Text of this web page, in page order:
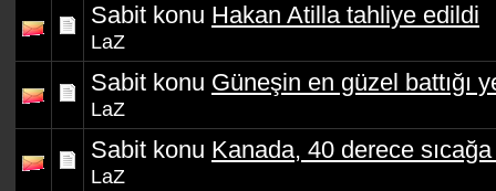
Sabit konu Hakan Atilla tahliye edildi
LaZ
Sabit konu Güneşin en güzel battığı
LaZ
Sabit konu Kanada, 40 derece sıcağa
LaZ